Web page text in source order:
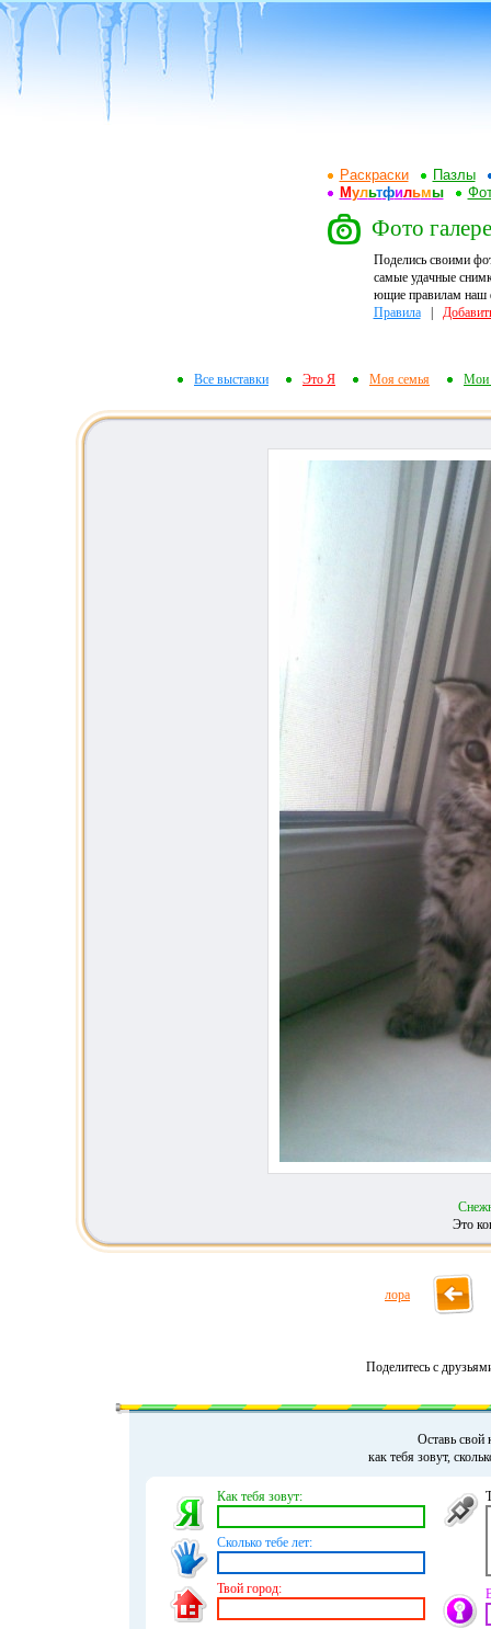
Раскраски
Пазлы
Мультфильмы
Фото
Поделись своими
самые удачные
ющие правилам наш
Правила|
Все выставки Это Я Моя семья Мои
Это
лора
Поделитесь с
Оставь свой
как тебя зовут,
Как тебя зовут:
Сколько тебе лет:
Твой город: